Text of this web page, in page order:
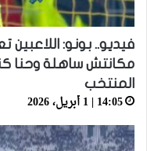
فيديو.. بونو: اللاعبين
مكانتش ساهلة وحنا
المنتخب
14:05 | 1 أبريل، 2026